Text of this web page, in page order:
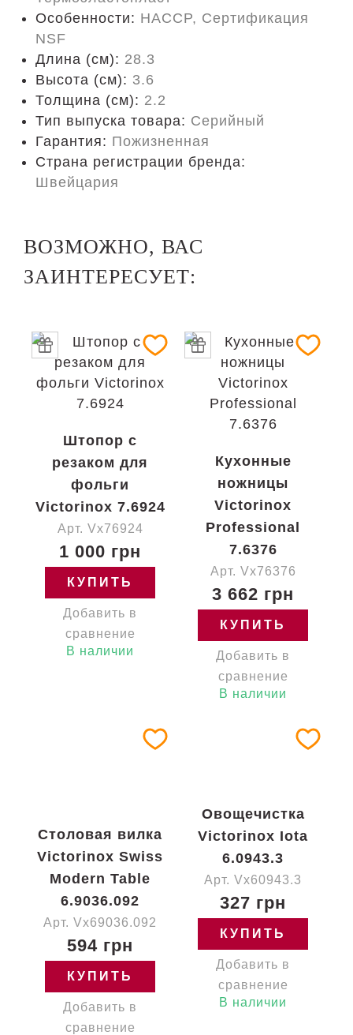
Особенности: HACCP, Сертификация
NSF
Длина (cм): 28.3
Высота (см): 3.6
Толщина (см): 2.2
Тип выпуска товара: Серийный
Гарантия: Пожизненная
Страна регистрации бренда:
Швейцария
ВОЗМОЖНО, ВАС
ЗАИНТЕРЕСУЕТ:
Штопор с
резаком для
фольги
Victorinox 7.6924
Арт. Vx76924
1 000 грн
КУПИТЬ
Добавить в
сравнение
В наличии
Кухонные
ножницы
Victorinox
Professional
7.6376
Арт. Vx76376
3 662 грн
КУПИТЬ
Добавить в
сравнение
В наличии
Столовая вилка
Victorinox Swiss
Modern Table
6.9036.092
Арт. Vx69036.092
594 грн
КУПИТЬ
Добавить в
сравнение
Овощечистка
Victorinox Iota
6.0943.3
Арт. Vx60943.3
327 грн
КУПИТЬ
Добавить в
сравнение
В наличии